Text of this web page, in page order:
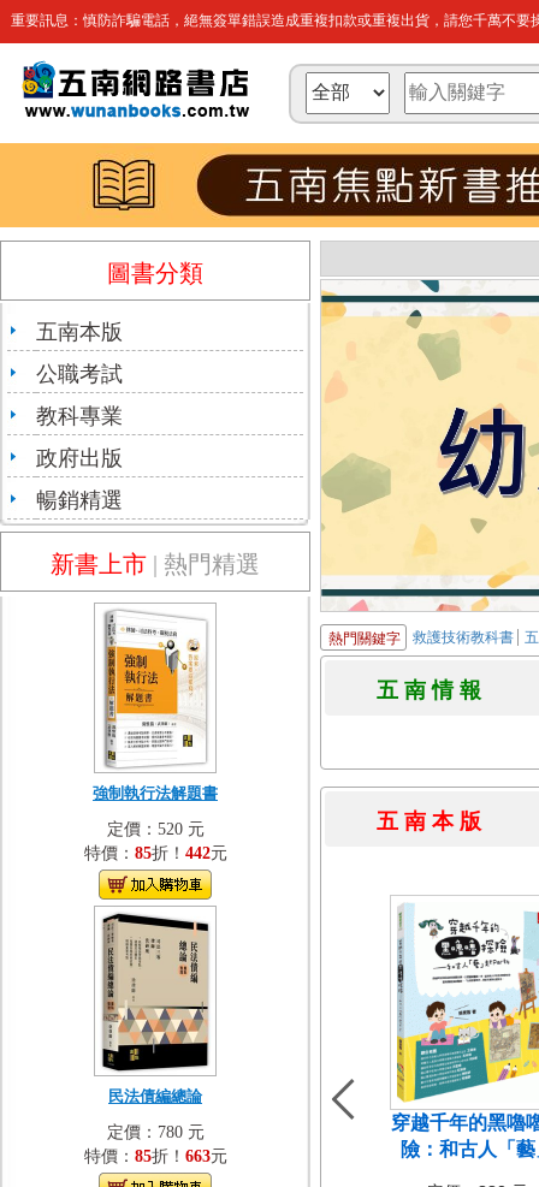
重要訊息：慎防詐騙電話，絕無簽單錯誤造成重複扣款或重複出貨，請您千萬不要
圖書分類
五南本版
公職考試
教科專業
政府出版
暢銷精選
新書上市 | 熱門精選
強制執行法解題書
定價：520 元
特價： 85折！ 442元
民法債編總論
定價：780 元
特價： 85折！ 663元
熱門關鍵字 救護技術教科書
五 南 情
五 南 本
穿越千年的黑嚕
險：和古人「